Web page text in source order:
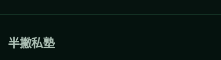
半撇私塾